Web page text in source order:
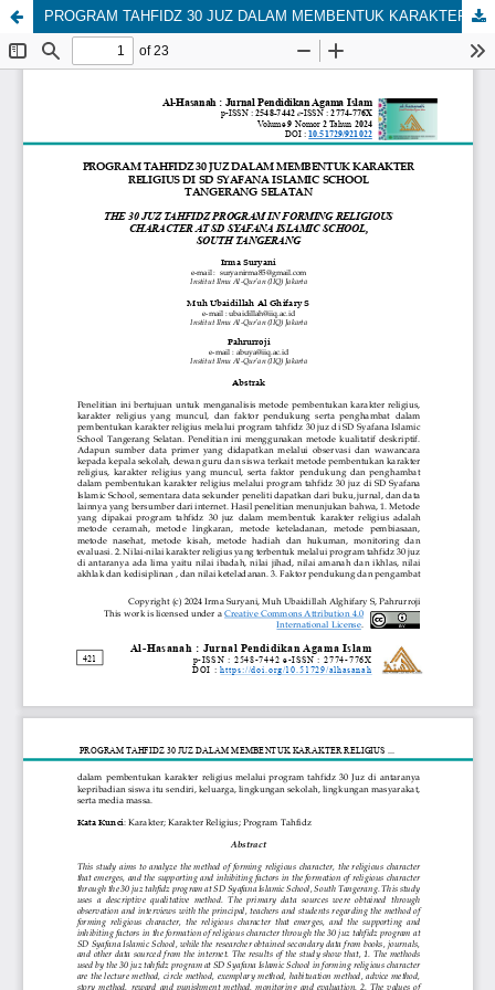
PROGRAM TAHFIDZ 30 JUZ DALAM MEMBENTUK KARAKTER RELIGIUS DI SD SYAFANA ISLAMIC SCHOOL TANGERANG SELATAN